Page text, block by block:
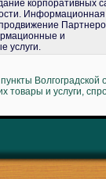
корпоративных
Информационная
и
услуги.
Волгоградской
товары и услуги,